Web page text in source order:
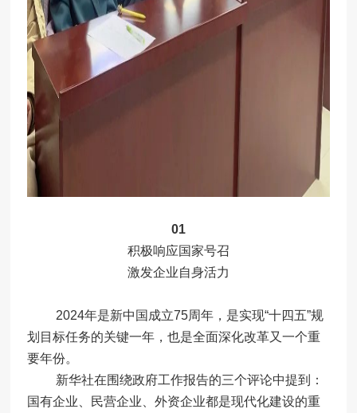
01
积极响应国家号召
激发企业自身活力
2024年是新中国成立75周年，是实现“十四五”规
划目标任务的关键一年，也是全面深化改革又一个重
要年份。
新华社在围绕政府工作报告的三个评论中提到：
国有企业、民营企业、外资企业都是现代化建设的重